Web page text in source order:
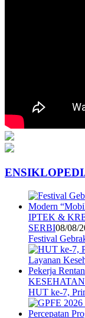
IPTEK &
SERBI08/08/
Festival
KESEHATAN
HUT ke-7,